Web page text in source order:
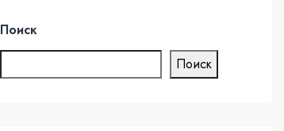
Поиск
Поиск